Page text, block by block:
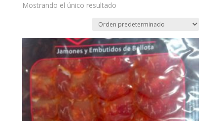
Mostrando el único resultado